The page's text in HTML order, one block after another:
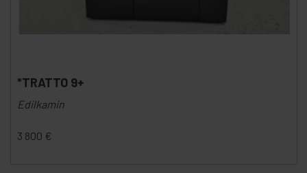
*TRATTO 9+
Edilkamin
3 800 €